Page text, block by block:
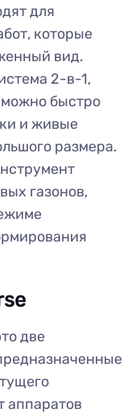
для
которые
вид.
2-в-1,
быстро
и живые
размера.
газонов,
две
аппаратов